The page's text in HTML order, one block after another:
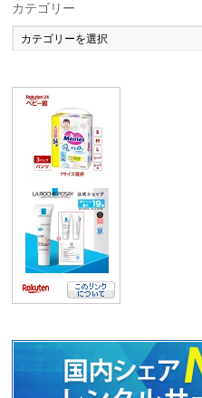
カテゴリー